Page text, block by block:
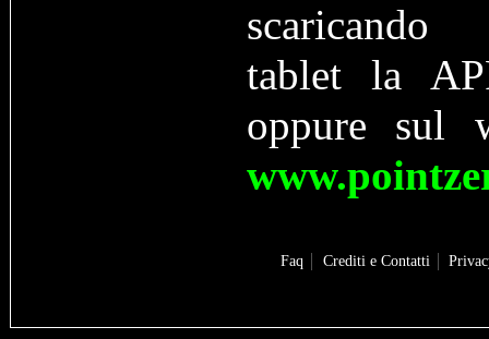
scaricando
tablet la
oppure sul
Faq Crediti e Contatti